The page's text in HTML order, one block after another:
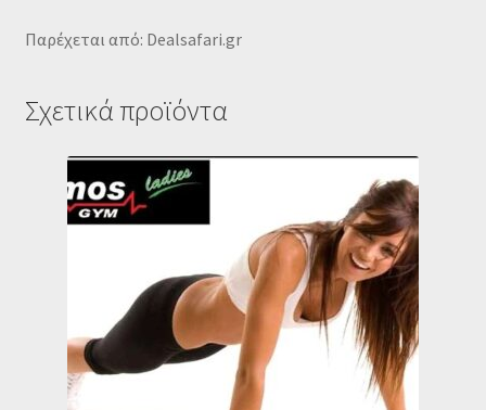
Παρέχεται από: Dealsafari.gr
Σχετικά προϊόντα